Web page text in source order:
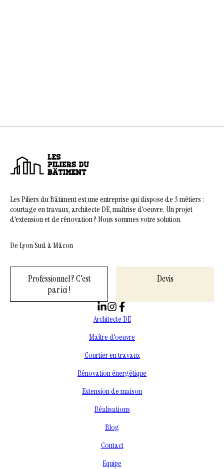
Les Piliers du Bâtiment est une entreprise qui dispose de 3 métiers :
courtage en travaux, architecte DE, maîtrise d'oeuvre. Un projet
d'extension et de rénovation ? Nous sommes votre solution.
De Lyon Sud à Mâcon
Professionnel ? C'est
par ici !
Devis
Architecte DE
Maître d'oeuvre
Courtier en travaux
Rénovation énergétique
Extension de maison
Réalisations
Blog
Contact
Equipe